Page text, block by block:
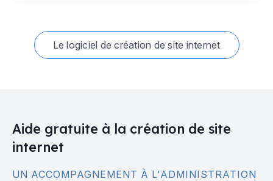
Le logiciel de création de site internet
Aide gratuite à la création de site
internet
UN ACCOMPAGNEMENT À L'ADMINISTRATION